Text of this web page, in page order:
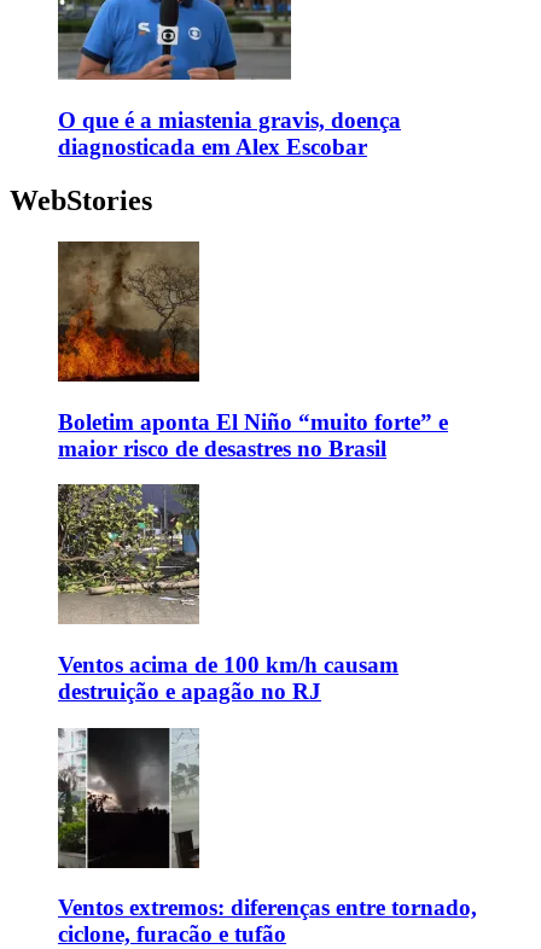
O que é a miastenia gravis, doença
diagnosticada em Alex Escobar
WebStories
Boletim aponta El Niño “muito forte” e
maior risco de desastres no Brasil
Ventos acima de 100 km/h causam
destruição e apagão no RJ
Ventos extremos: diferenças entre tornado,
ciclone, furacão e tufão